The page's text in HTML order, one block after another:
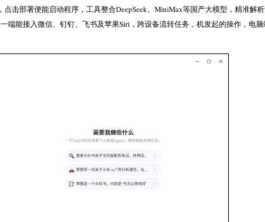
击部署便能启动程序，工具整合DeepSeek、MiniMax等国产大模型，精准解
端能接入微信、钉钉、飞书及苹果Siri，跨设备流转任务，机发起的操作，电